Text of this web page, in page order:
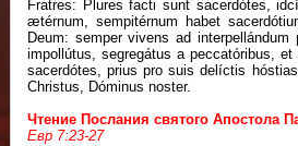
Fratres: Plures facti sunt sacerdótes,
ætérnum, sempitérnum habet
Deum: semper vivens ad
impollútus, segregátus a peccatóribus,
sacerdótes, prius pro suis delíctis
Christus, Dóminus noster.
Чтение Послания святого Апостола
Евр 7:23-27